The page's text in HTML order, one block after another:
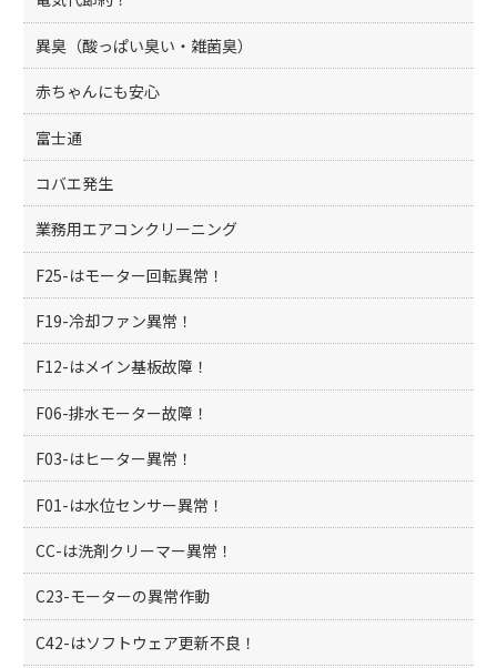
異臭（酸っぱい臭い・雑菌臭）
赤ちゃんにも安心
富士通
コバエ発生
業務用エアコンクリーニング
F25-はモーター回転異常！
F19-冷却ファン異常！
F12-はメイン基板故障！
F06-排水モーター故障！
F03-はヒーター異常！
F01-は水位センサー異常！
CC-は洗剤クリーマー異常！
C23-モーターの異常作動
C42-はソフトウェア更新不良！